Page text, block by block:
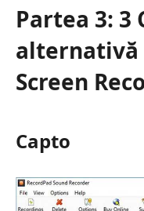
Partea 3: 3
alternativă
Screen
Capto